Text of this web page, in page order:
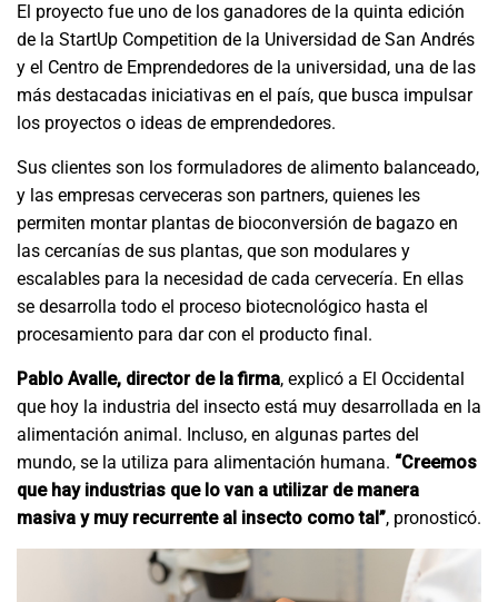
El proyecto fue uno de los ganadores de la quinta edición
de la StartUp Competition de la Universidad de San Andrés
y el Centro de Emprendedores de la universidad, una de las
más destacadas iniciativas en el país, que busca impulsar
los proyectos o ideas de emprendedores.
Sus clientes son los formuladores de alimento balanceado,
y las empresas cerveceras son partners, quienes les
permiten montar plantas de bioconversión de bagazo en
las cercanías de sus plantas, que son modulares y
escalables para la necesidad de cada cervecería. En ellas
se desarrolla todo el proceso biotecnológico hasta el
procesamiento para dar con el producto final.
Pablo Avalle, director de la firma, explicó a El Occidental
que hoy la industria del insecto está muy desarrollada en la
alimentación animal. Incluso, en algunas partes del
mundo, se la utiliza para alimentación humana. “Creemos
que hay industrias que lo van a utilizar de manera
masiva y muy recurrente al insecto como tal”, pronosticó.